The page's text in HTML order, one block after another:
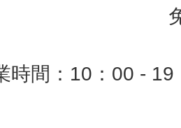
時間：10：00 -